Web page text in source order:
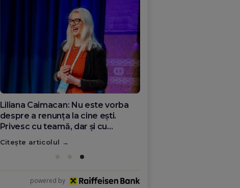
Diana Olar, românca de la Google
care demonstrează că diaspora
poate schimba România
Citește articolul
powered by